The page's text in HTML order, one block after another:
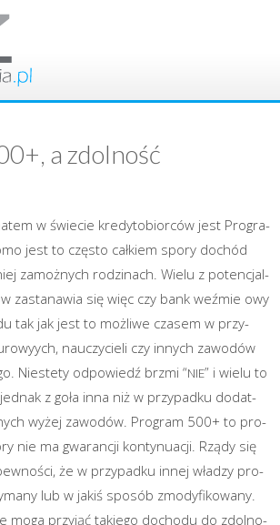
a zdolność
w świe­cie kre­dy­to­bior­ców jest Pro­gra­
jest to czę­sto cał­kiem spo­ry dochód
zamoż­nych rodzi­nach. Wie­lu z poten­cjal­
zasta­na­wia się więc czy bank weź­mie owy
tak jak jest to moż­li­we cza­sem w przy­
nauczy­cie­li czy innych zawo­dów
Nie­ste­ty odpo­wiedź brzmi “NIE” i wie­lu to
z goła inna niż w przy­pad­ku dodat­
wyżej zawo­dów. Pro­gram 500+ to pro­
nie ma gwa­ran­cji kon­ty­nu­acji. Rzą­dy się
że w przy­pad­ku innej wła­dzy pro­
lub w jakiś spo­sób zmo­dy­fi­ko­wa­ny.
moga przy­jąć takie­go docho­du do zdol­no­